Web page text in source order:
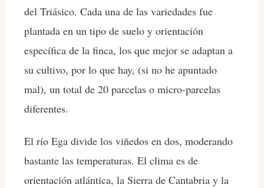
del Triásico. Cada una de las variedades fue
plantada en un tipo de suelo y orientación
específica de la finca, los que mejor se adaptan a
su cultivo, por lo que hay, (si no he apuntado
mal), un total de 20 parcelas o micro-parcelas
diferentes.
El río Ega divide los viñedos en dos, moderando
bastante las temperaturas. El clima es de
orientación atlántica, la Sierra de Cantabria y la